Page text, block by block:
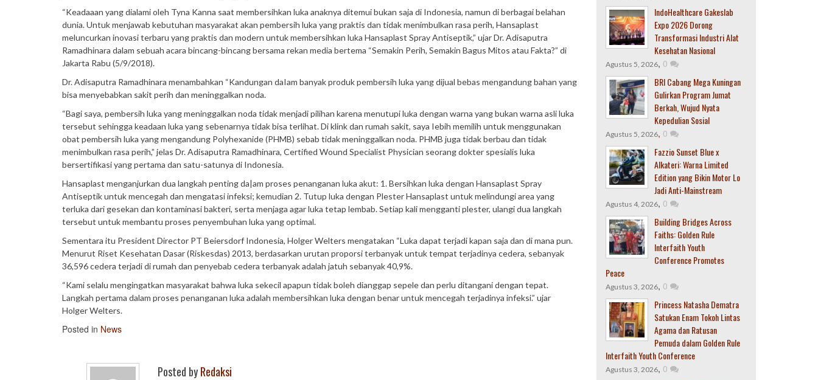
“Keadaaan yang dialami oleh Tyna Kanna saat membersihkan luka anaknya ditemui bukan saja di Indonesia, namun di berbagai belahan
dunia. Untuk menjawab kebutuhan masyarakat akan pembersih luka yang praktis dan tidak menimbulkan rasa perih, Hansaplast
meluncurkan inovasi terbaru yang praktis dan modern untuk membersihkan luka Hansaplast Spray Antiseptik,” ujar Dr. Adisaputra
Ramadhinara dalam sebuah acara bincang-bincang bersama rekan media bertema “Semakin Perih, Semakin Bagus Mitos atau Fakta?” di
Jakarta Rabu (5/9/2018).
Dr. Adisaputra Ramadhinara menambahkan “Kandungan daIam banyak produk pembersih luka yang dijual bebas mengandung bahan yang
bisa menyebabkan sakit perih dan meninggalkan noda.
“Bagi saya, pembersih luka yang meninggalkan noda tidak menjadi pilihan karena menutupi luka dengan warna yang bukan warna asli luka
tersebut sehingga keadaan luka yang sebenarnya tidak bisa terlihat. Di klink dan rumah sakit, saya Iebih memilih untuk menggunakan
obat pembersih luka yang mengandung Polyhexanide (PHMB) sebab tidak meninggalkan noda. PHMB juga tidak berbau dan tidak
menimbulkan rasa perih,” jelas Dr. Adisaputra Ramadhinara, Certified Wound Specialist Physician seorang dokter spesialis luka
bersertifikasi yang pertama dan satu-satunya di Indonesia.
Hansaplast menganjurkan dua langkah penting da|am proses penanganan luka akut: 1. Bersihkan luka dengan Hansaplast Spray
Antiseptik untuk mencegah dan mengatasi infeksi; kemudian 2. Tutup luka dengan Plester Hansaplast untuk melindungi area yang
terluka dari gesekan dan kontaminasi bakteri, serta menjaga agar luka tetap lembab. Setiap kali mengganti plester, ulangi dua langkah
tersebut untuk membantu proses penyembuhan luka yang optimal.
Sementara itu President Director PT Beiersdorf Indonesia, Holger Welters mengatakan “Luka dapat terjadi kapan saja dan di mana pun.
Menurut Riset Kesehatan Dasar (Riskesdas) 2013, berdasarkan urutan proporsi terbanyak untuk tempat terjadinya cedera, sebanyak
36,596 cedera terjadi di rumah dan penyebab cedera terbanyak adalah jatuh sebanyak 40,9%.
“Kami selalu mengingatkan masyarakat bahwa luka sekecil apapun tidak boleh dianggap sepele dan perlu ditangani dengan tepat.
Langkah pertama dalam proses penanganan luka adalah membersihkan luka dengan benar untuk mencegah terjadinya infeksi.” ujar
Holger Welters.
Posted in News
Posted byRedaksi
IndoHealthcare Gakeslab
Expo 2026 Dorong
Transformasi Industri Alat
Kesehatan Nasional
Agustus 5, 2026, 0
BRI Cabang Mega Kuningan
Gulirkan Program Jumat
Berkah, Wujud Nyata
Kepedulian Sosial
Agustus 5, 2026, 0
Fazzio Sunset Blue x
Alkateri: Warna Limited
Edition yang Bikin Motor Lo
Jadi Anti-Mainstream
Agustus 4, 2026, 0
Building Bridges Across
Faiths: Golden Rule
Interfaith Youth
Conference Promotes
Peace
Agustus 3, 2026, 0
Princess Natasha Dematra
Satukan Enam Tokoh Lintas
Agama dan Ratusan
Pemuda dalam Golden Rule
Interfaith Youth Conference
Agustus 3, 2026, 0